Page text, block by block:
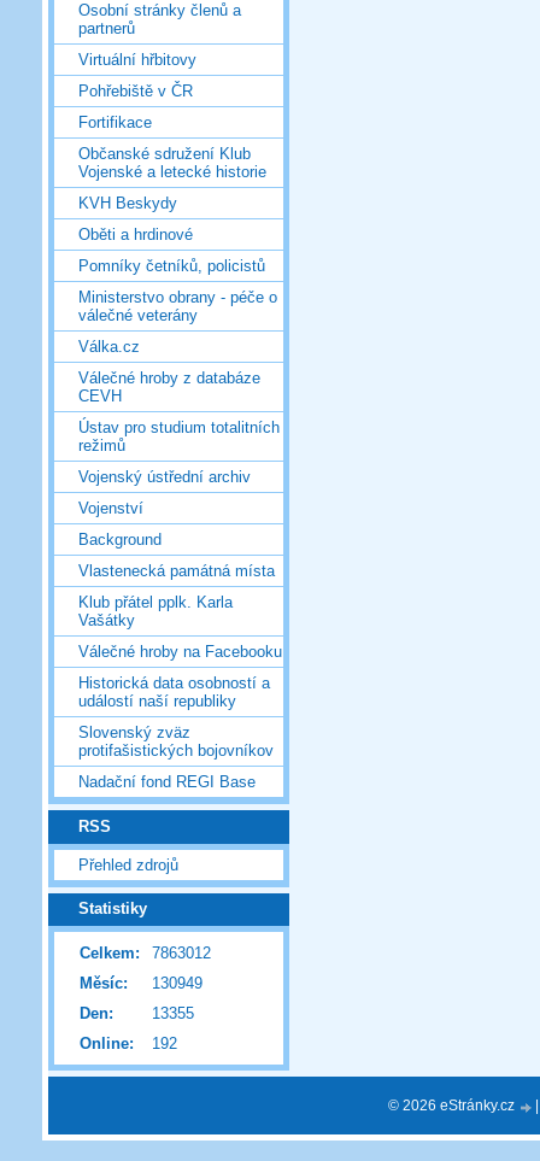
Osobní stránky členů a
partnerů
Virtuální hřbitovy
Pohřebiště v ČR
Fortifikace
Občanské sdružení Klub
Vojenské a letecké historie
KVH Beskydy
Oběti a hrdinové
Pomníky četníků, policistů
Ministerstvo obrany - péče o
válečné veterány
Válka.cz
Válečné hroby z databáze
CEVH
Ústav pro studium totalitních
režimů
Vojenský ústřední archiv
Vojenství
Background
Vlastenecká památná místa
Klub přátel pplk. Karla
Vašátky
Válečné hroby na Facebooku
Historická data osobností a
událostí naší republiky
Slovenský zväz
protifašistických bojovníkov
Nadační fond REGI Base
RSS
Přehled zdrojů
Statistiky
Online: 192
Celkem:
7863012
Měsíc:
130949
Den:
13355
© 2026 eStránky.cz